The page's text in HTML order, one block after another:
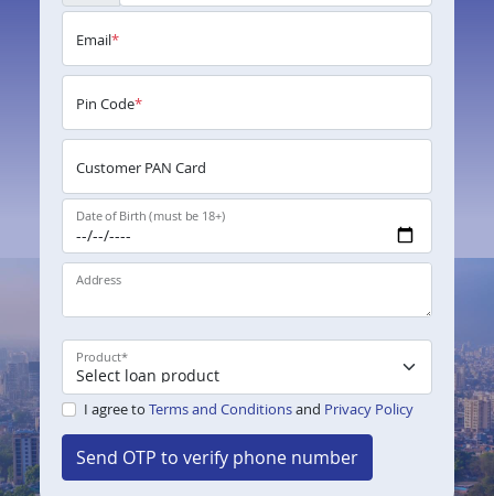
Email*
Pin Code*
Customer PAN Card
Date of Birth (must be 18+)
Address
Product*
I agree to Terms and Conditionsand Privacy Policy
Send OTP to verify phone number